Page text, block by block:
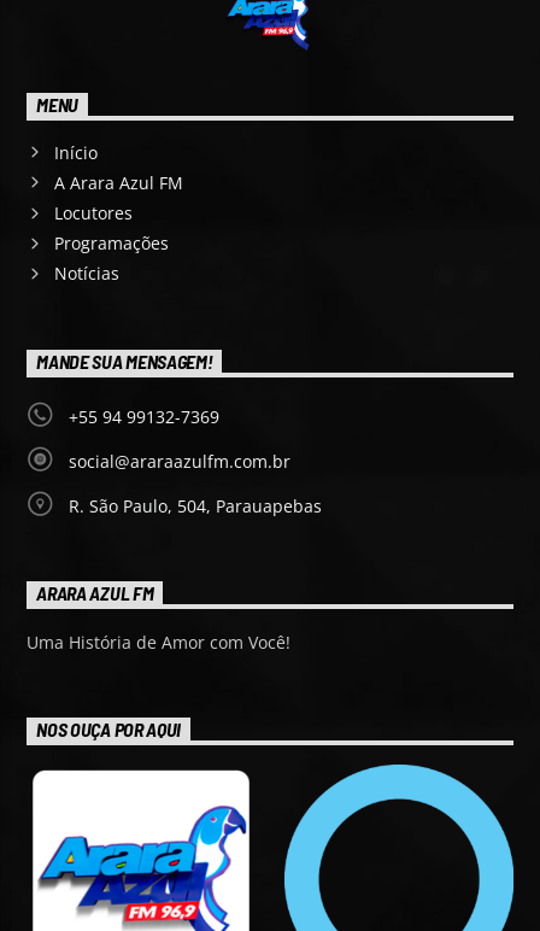
MENU
Início
A Arara Azul FM
Locutores
Programações
Notícias
MANDE SUA MENSAGEM!
+55 94 99132-7369
social@araraazulfm.com.br
R. São Paulo, 504, Parauapebas
ARARA AZUL FM
Uma História de Amor com Você!
NOS OUÇA POR AQUI